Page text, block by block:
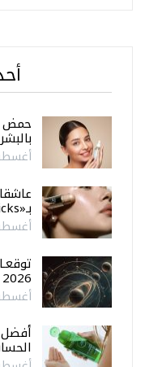
حمض
أغسطس 9,
بـ«Skin Tint Sticks»
أغسطس 9,
2026
أغسطس 8,
أفضل